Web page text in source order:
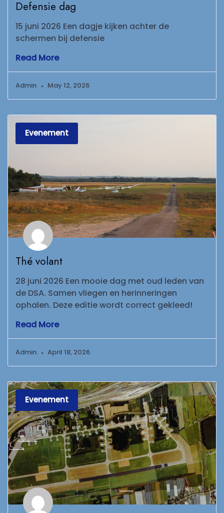
Defensie dag
15 juni 2026 Een dagje kijken achter de
schermen bij defensie
Read More
Admin May 12, 2026
Evenement
Thé volant
28 juni 2026 Een mooie dag met oud leden van
de DSA. Samen vliegen en herinneringen
ophalen. Deze editie wordt correct gekleed!
Read More
Admin April 18, 2026
Evenement